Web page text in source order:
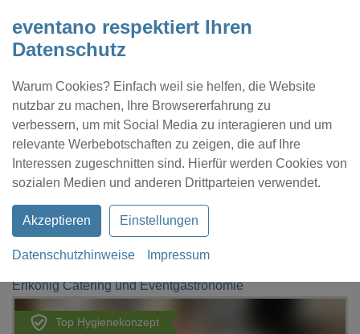
eventano respektiert Ihren
Datenschutz
Warum Cookies? Einfach weil sie helfen, die Website
nutzbar zu machen, Ihre Browsererfahrung zu
verbessern, um mit Social Media zu interagieren und um
relevante Werbebotschaften zu zeigen, die auf Ihre
Interessen zugeschnitten sind. Hierfür werden Cookies von
sozialen Medien und anderen Drittparteien verwendet.
Akzeptieren Einstellungen
Datenschutzhinweise Impressum
Kontakt Location eintragen Profil
Erlkönig Catering und Eventgastronomie
Top Hygienekonzept